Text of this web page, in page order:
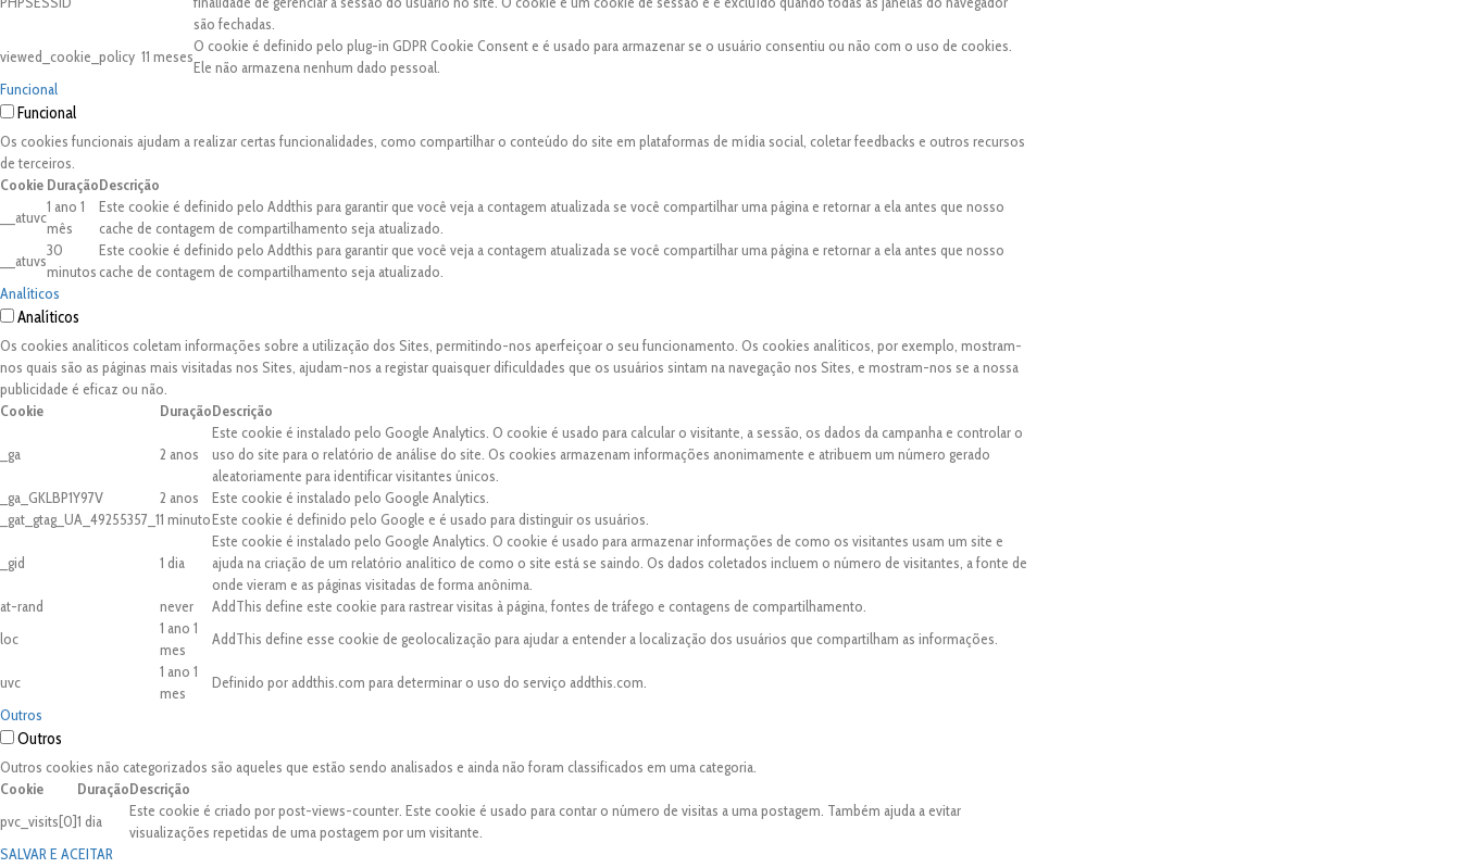
são fechadas.
viewed_cookie_policy 11 meses
O cookie é definido pelo plug-in GDPR Cookie Consent e é usado para armazenar se o usuário consentiu ou não com o uso de cookies.
Ele não armazena nenhum dado pessoal.
Funcional
Funcional
Os cookies funcionais ajudam a realizar certas funcionalidades, como compartilhar o conteúdo do site em plataformas de mídia social, coletar feedbacks e outros recursos
de terceiros.
Cookie DuraçãoDescrição
__atuvc
1 ano 1
mês
Este cookie é definido pelo Addthis para garantir que você veja a contagem atualizada se você compartilhar uma página e retornar a ela antes que nosso
cache de contagem de compartilhamento seja atualizado.
__atuvs
30
minutos
Este cookie é definido pelo Addthis para garantir que você veja a contagem atualizada se você compartilhar uma página e retornar a ela antes que nosso
cache de contagem de compartilhamento seja atualizado.
Analíticos
Analíticos
Os cookies analíticos coletam informações sobre a utilização dos Sites, permitindo-nos aperfeiçoar o seu funcionamento. Os cookies analíticos, por exemplo, mostram-
nos quais são as páginas mais visitadas nos Sites, ajudam-nos a registar quaisquer dificuldades que os usuários sintam na navegação nos Sites, e mostram-nos se a nossa
publicidade é eficaz ou não.
Cookie
DuraçãoDescrição
_ga 2 anos
Este cookie é instalado pelo Google Analytics. O cookie é usado para calcular o visitante, a sessão, os dados da campanha e controlar o
uso do site para o relatório de análise do site. Os cookies armazenam informações anonimamente e atribuem um número gerado
aleatoriamente para identificar visitantes únicos.
_ga_GKLBP1Y97V
2 anos
Este cookie é instalado pelo Google Analytics.
_gat_gtag_UA_49255357_11 minutoEste cookie é definido pelo Google e é usado para distinguir os usuários.
_gid 1 dia
Este cookie é instalado pelo Google Analytics. O cookie é usado para armazenar informações de como os visitantes usam um site e
ajuda na criação de um relatório analítico de como o site está se saindo. Os dados coletados incluem o número de visitantes, a fonte de
onde vieram e as páginas visitadas de forma anônima.
at-rand
never
AddThis define este cookie para rastrear visitas à página, fontes de tráfego e contagens de compartilhamento.
loc
1 ano 1
mes
AddThis define esse cookie de geolocalização para ajudar a entender a localização dos usuários que compartilham as informações.
uvc
1 ano 1
mes
Definido por addthis.com para determinar o uso do serviço addthis.com.
Outros
Outros
Outros cookies não categorizados são aqueles que estão sendo analisados e ainda não foram classificados em uma categoria.
Cookie
DuraçãoDescrição
pvc_visits[0]1 dia
Este cookie é criado por post-views-counter. Este cookie é usado para contar o número de visitas a uma postagem. Também ajuda a evitar
visualizações repetidas de uma postagem por um visitante.
SALVAR E ACEITAR